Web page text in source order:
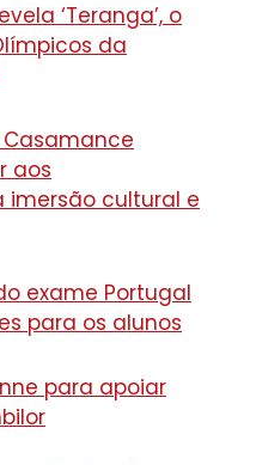
‘Teranga’, o
da
Casamance
aos
cultural e
exame Portugal
para os alunos
para apoiar